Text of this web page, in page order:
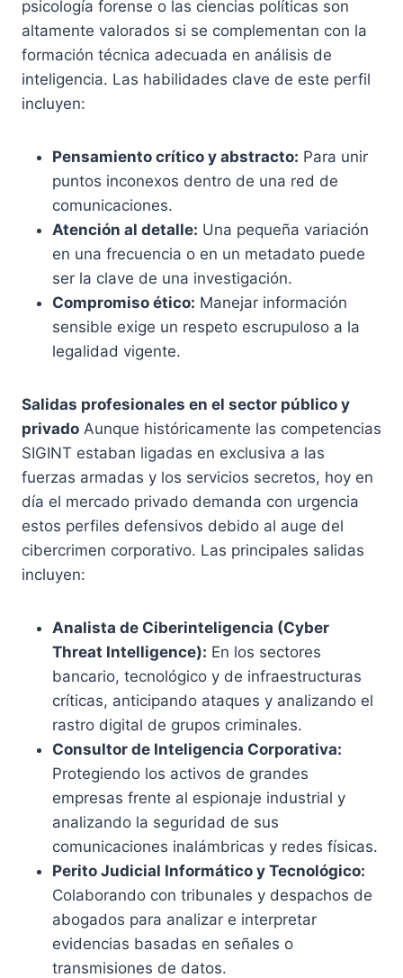
psicología forense o las ciencias políticas son
altamente valorados si se complementan con la
formación técnica adecuada en análisis de
inteligencia. Las habilidades clave de este perfil
incluyen:
Pensamiento crítico y abstracto: Para unir
puntos inconexos dentro de una red de
comunicaciones.
Atención al detalle: Una pequeña variación
en una frecuencia o en un metadato puede
ser la clave de una investigación.
Compromiso ético: Manejar información
sensible exige un respeto escrupuloso a la
legalidad vigente.
Salidas profesionales en el sector público y
privado Aunque históricamente las competencias
SIGINT estaban ligadas en exclusiva a las
fuerzas armadas y los servicios secretos, hoy en
día el mercado privado demanda con urgencia
estos perfiles defensivos debido al auge del
cibercrimen corporativo. Las principales salidas
incluyen:
Analista de Ciberinteligencia (Cyber
Threat Intelligence): En los sectores
bancario, tecnológico y de infraestructuras
críticas, anticipando ataques y analizando el
rastro digital de grupos criminales.
Consultor de Inteligencia Corporativa:
Protegiendo los activos de grandes
empresas frente al espionaje industrial y
analizando la seguridad de sus
comunicaciones inalámbricas y redes físicas.
Perito Judicial Informático y Tecnológico:
Colaborando con tribunales y despachos de
abogados para analizar e interpretar
evidencias basadas en señales o
transmisiones de datos.